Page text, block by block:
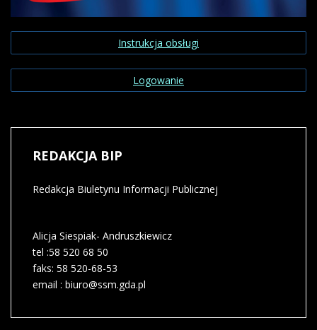
W tym dziale znajdują się oświadczenia prawne
wydawcy BIP – warunki korzystania z serwisów
internetowych wydawcy, w tym z BIP, polityka
Instrukcja obsługi
Logowanie
REDAKCJABIP
Redakcja Biuletynu Informacji Publicznej
Alicja Siespiak- Andruszkiewicz
tel :58 520 68 50
faks: 58 520-68-53
email : biuro@ssm.gda.pl